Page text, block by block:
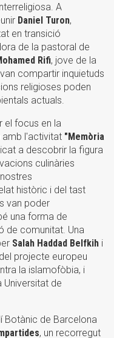
A
Daniel Turon,
en transició
de la pastoral de
Rifi, jove de la
compartir inquietuds
religioses poden
actuals.
el focus en la
amb l'activitat "Memòria
a descobrir la figura
culinàries
històric i del tast
van poder
una forma de
de comunitat. Una
Salah Haddad Belfkih i
projecte europeu
la islamofòbia, i
Universitat de
Botànic de Barcelona
, un recorregut